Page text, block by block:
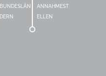
BUNDESLÄN
DERN
ANNAHMEST
ELLEN